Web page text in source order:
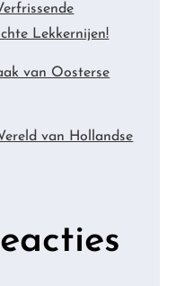
Lekkernijen!
van Oosterse
van Hollandse